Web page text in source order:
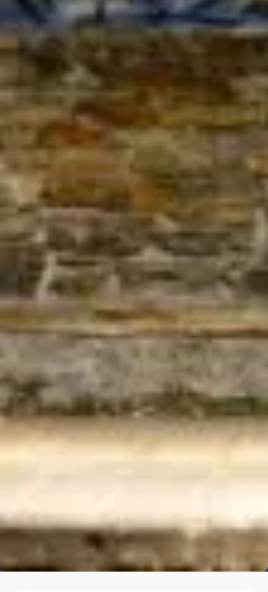
Ediciones anteriores
LOGIN
ORGANIZACIÓN
e-mail
pasahitza | contraseña
Only fill in if you are not human
Recuérdame
Erregistratu | Regístrate
¿Has olvidado tu contraseña?
¿Perteneces a una asociación, colectivo o ayuntamiento
y os gustaría organizar una actividad en el marco de las
ENVÍA TU PROPUESTA